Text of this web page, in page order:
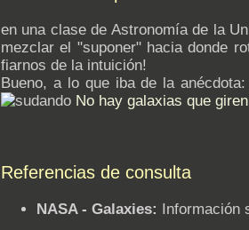
en una clase de Astronomía de la
mezclar el "suponer" hacia donde
fiarnos de la intuición!
Bueno, a lo que iba de la
No hay galaxias que
Referencias de consulta
NASA - Galaxies: Información